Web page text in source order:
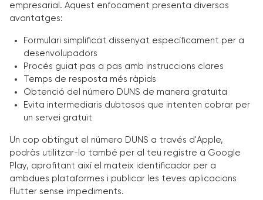
empresarial. Aquest enfocament presenta diversos
avantatges:
Formulari simplificat dissenyat específicament per a
desenvolupadors
Procés guiat pas a pas amb instruccions clares
Temps de resposta més ràpids
Obtenció del número DUNS de manera gratuïta
Evita intermediaris dubtosos que intenten cobrar per
un servei gratuït
Un cop obtingut el número DUNS a través d'Apple,
podràs utilitzar-lo també per al teu registre a Google
Play, aprofitant així el mateix identificador per a
ambdues plataformes i publicar les teves aplicacions
Flutter sense impediments.